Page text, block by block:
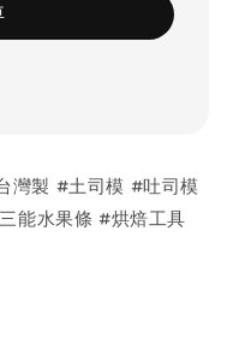
灣製 #土司模 #吐司模
能水果條 #烘焙工具